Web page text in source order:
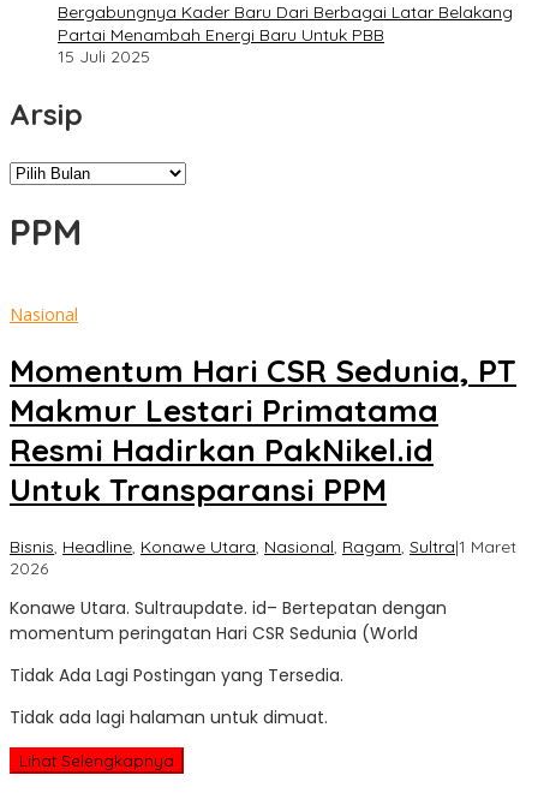
Bergabungnya Kader Baru Dari Berbagai Latar Belakang
Partai Menambah Energi Baru Untuk PBB
15 Juli 2025
Arsip
Arsip
PPM
Nasional
Momentum Hari CSR Sedunia, PT
Makmur Lestari Primatama
Resmi Hadirkan PakNikel.id
Untuk Transparansi PPM
Bisnis, Headline, Konawe Utara, Nasional, Ragam, Sultra|1 Maret
2026oleh
Update
Konawe Utara. Sultraupdate. id– Bertepatan dengan
momentum peringatan Hari CSR Sedunia (World
Tidak Ada Lagi Postingan yang Tersedia.
Tidak ada lagi halaman untuk dimuat.
Lihat Selengkapnya